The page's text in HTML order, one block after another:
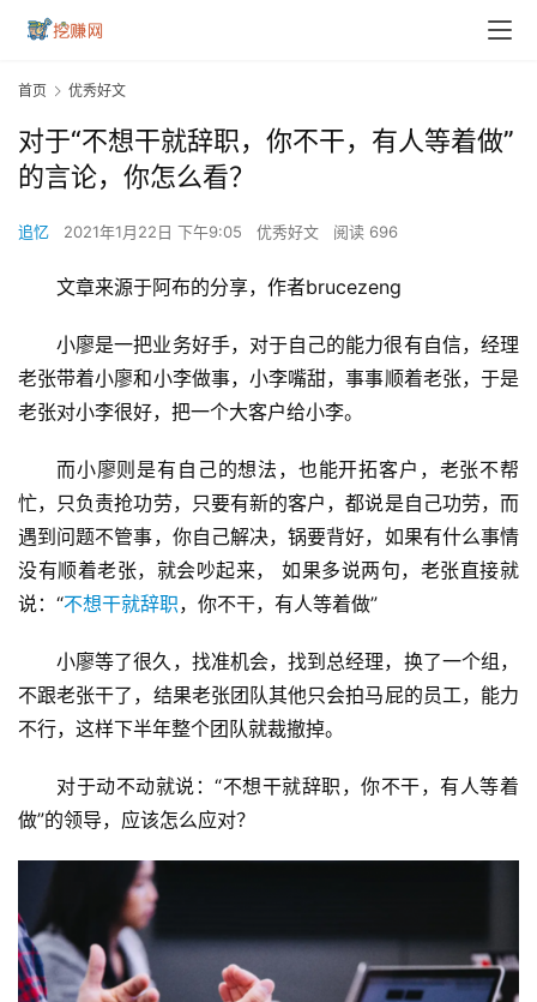
首页 优秀好文
对于“不想干就辞职，你不干，有人等着做”
的言论，你怎么看？
追忆 2021年1月22日 下午9:05 优秀好文 阅读 696
文章来源于阿布的分享，作者brucezeng
小廖是一把业务好手，对于自己的能力很有自信，经理
老张带着小廖和小李做事，小李嘴甜，事事顺着老张，于是
老张对小李很好，把一个大客户给小李。
而小廖则是有自己的想法，也能开拓客户，老张不帮
忙，只负责抢功劳，只要有新的客户，都说是自己功劳，而
遇到问题不管事，你自己解决，锅要背好，如果有什么事情
没有顺着老张，就会吵起来， 如果多说两句，老张直接就
说：“不想干就辞职，你不干，有人等着做”
小廖等了很久，找准机会，找到总经理，换了一个组，
不跟老张干了，结果老张团队其他只会拍马屁的员工，能力
不行，这样下半年整个团队就裁撤掉。
对于动不动就说：“不想干就辞职，你不干，有人等着
做”的领导，应该怎么应对？